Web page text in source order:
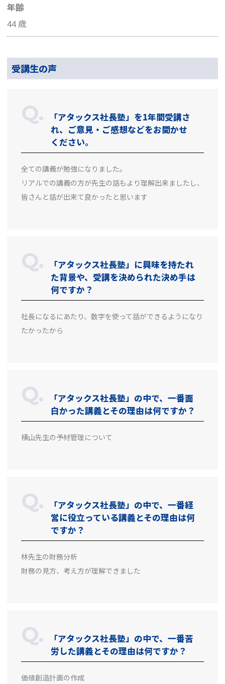
年齢
44 歳
受講生の声
「アタックス社長塾」を1年間受講さ
れ、ご意見・ご感想などをお聞かせ
ください。
全ての講義が勉強になりました。
リアルでの講義の方が先生の話もより理解出来ましたし、
皆さんと話が出来て良かったと思います
「アタックス社長塾」に興味を持たれ
た背景や、受講を決められた決め手は
何ですか？
社長になるにあたり、数字を使って話ができるようになり
たかったから
「アタックス社長塾」の中で、一番面
白かった講義とその理由は何ですか？
横山先生の予材管理について
「アタックス社長塾」の中で、一番経
営に役立っている講義とその理由は何
ですか？
林先生の財務分析
財務の見方、考え方が理解できました
「アタックス社長塾」の中で、一番苦
労した講義とその理由は何ですか？
価値創造計画の作成